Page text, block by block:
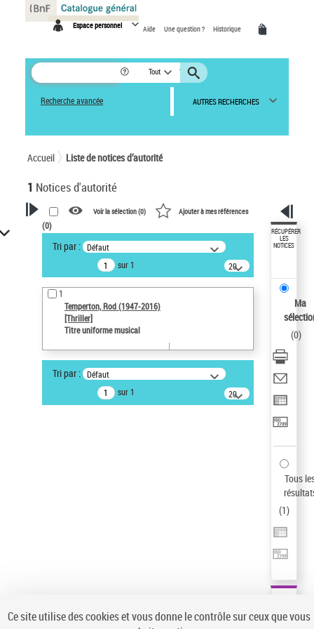
Espace personnel Aide Une question ? Historique
Tout
Recherche avancée AUTRES RECHERCHES
Accueil Liste de notices d’autorité
1 Notices d'autorité
VOTRE RECHERCHE
Recherche avancée dans les
notices d’autorité
Œuvres liées à l'auteur :
Temperton, Rod (1947-2016)
Auteur d’œuvre
Type de notice d'autorité
Voir la sélection (0) Ajouter à mes références
(0)
Tri par : Défaut
sur 1
20
résultats/page
1
Temperton, Rod (1947-2016)
[Thriller]
Titre uniforme musical
Tri par : Défaut
sur 1
20
résultats/page
RÉCUPÉRER
LES
NOTICES
Ma
(0)
Tous
(1)
Panneau de gestion des cookies
Ce site utilise des cookies et vous donne le contrôle sur ceux que vous